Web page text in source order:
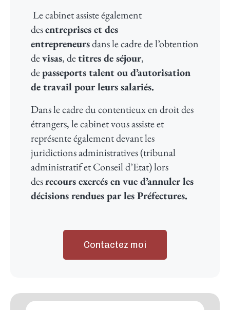
Le cabinet assiste également
desentreprises et des
entrepreneursdans le cadre de l’obtention
devisas, detitres de séjour,
depasseports talent ou d’autorisation
de travail pour leurs salariés.
Dans le cadre du contentieux en droit des
étrangers, le cabinet vous assiste et
représente également devant les
juridictions administratives (tribunal
administratif et Conseil d’Etat) lors
desrecours exercés en vue d’annuler les
décisions rendues par les Préfectures.
Contactez moi